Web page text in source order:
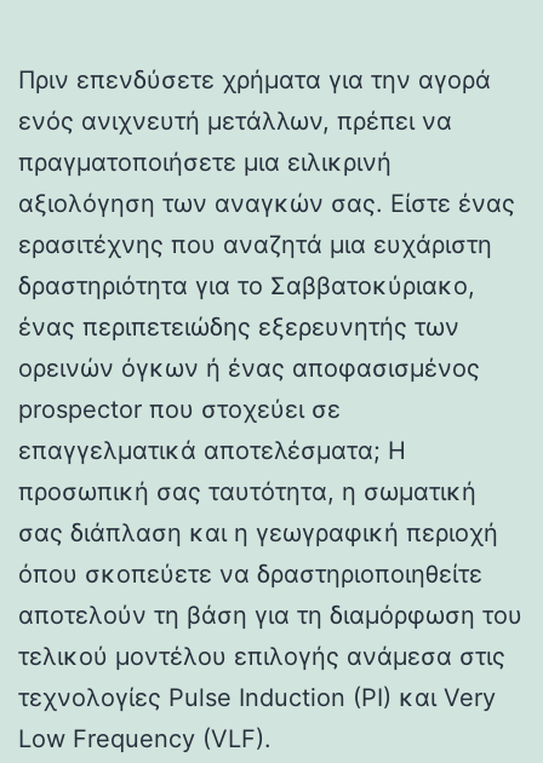
Πριν επενδύσετε χρήματα για την αγορά
ενός ανιχνευτή μετάλλων, πρέπει να
πραγματοποιήσετε μια ειλικρινή
αξιολόγηση των αναγκών σας. Είστε ένας
ερασιτέχνης που αναζητά μια ευχάριστη
δραστηριότητα για το Σαββατοκύριακο,
ένας περιπετειώδης εξερευνητής των
ορεινών όγκων ή ένας αποφασισμένος
prospector που στοχεύει σε
επαγγελματικά αποτελέσματα; Η
προσωπική σας ταυτότητα, η σωματική
σας διάπλαση και η γεωγραφική περιοχή
όπου σκοπεύετε να δραστηριοποιηθείτε
αποτελούν τη βάση για τη διαμόρφωση του
τελικού μοντέλου επιλογής ανάμεσα στις
τεχνολογίες Pulse Induction (PI) και Very
Low Frequency (VLF).